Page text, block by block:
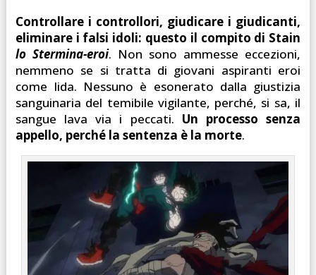
Controllare i controllori, giudicare i giudicanti,
eliminare i falsi idoli: questo il compito di Stain
lo Stermina-eroi. Non sono ammesse eccezioni,
nemmeno se si tratta di giovani aspiranti eroi
come Iida. Nessuno è esonerato dalla giustizia
sanguinaria del temibile vigilante, perché, si sa, il
sangue lava via i peccati. Un processo senza
appello, perché la sentenza è la morte.